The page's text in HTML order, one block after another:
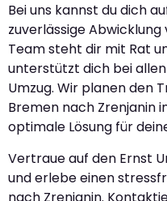
Bei uns kannst du dich
zuverlässige
Team steht dir mit Rat
unterstützt dich bei
Umzug. Wir planen den
Bremen nach Zrenjanin
optimale Lösung für
Vertraue auf den Ernst
und erlebe einen
nach Zrenjanin.